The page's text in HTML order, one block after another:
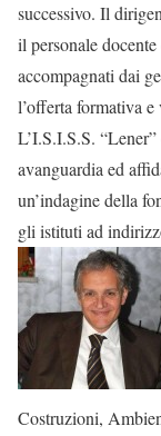
successivo. Il
il personale
accompagnati dai
l’offerta formativa
L’I.S.I.S.S.
avanguardia ed
un’indagine della
gli istituti ad
Costruzioni,